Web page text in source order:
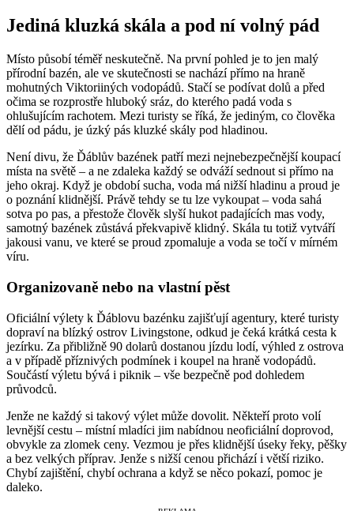
Jediná kluzká skála a pod ní volný pád
Místo působí téměř neskutečně. Na první pohled je to jen malý
přírodní bazén, ale ve skutečnosti se nachází přímo na hraně
mohutných Viktoriiných vodopádů. Stačí se podívat dolů a před
očima se rozprostře hluboký sráz, do kterého padá voda s
ohlušujícím rachotem. Mezi turisty se říká, že jediným, co člověka
dělí od pádu, je úzký pás kluzké skály pod hladinou.
Není divu, že Ďáblův bazének patří mezi nejnebezpečnější koupací
místa na světě – a ne zdaleka každý se odváží sednout si přímo na
jeho okraj. Když je období sucha, voda má nižší hladinu a proud je
o poznání klidnější. Právě tehdy se tu lze vykoupat – voda sahá
sotva po pas, a přestože člověk slyší hukot padajících mas vody,
samotný bazének zůstává překvapivě klidný. Skála tu totiž vytváří
jakousi vanu, ve které se proud zpomaluje a voda se točí v mírném
víru.
Organizovaně nebo na vlastní pěst
Oficiální výlety k Ďáblovu bazénku zajišťují agentury, které turisty
dopraví na blízký ostrov Livingstone, odkud je čeká krátká cesta k
jezírku. Za přibližně 90 dolarů dostanou jízdu lodí, výhled z ostrova
a v případě příznivých podmínek i koupel na hraně vodopádů.
Součástí výletu bývá i piknik – vše bezpečně pod dohledem
průvodců.
Jenže ne každý si takový výlet může dovolit. Někteří proto volí
levnější cestu – místní mladíci jim nabídnou neoficiální doprovod,
obvykle za zlomek ceny. Vezmou je přes klidnější úseky řeky, pěšky
a bez velkých příprav. Jenže s nižší cenou přichází i větší riziko.
Chybí zajištění, chybí ochrana a když se něco pokazí, pomoc je
daleko.